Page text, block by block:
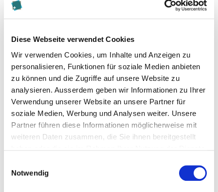
Diese Webseite verwendet Cookies
Wir verwenden Cookies, um Inhalte und Anzeigen zu
personalisieren, Funktionen für soziale Medien anbieten
zu können und die Zugriffe auf unsere Website zu
analysieren. Ausserdem geben wir Informationen zu Ihrer
Verwendung unserer Website an unsere Partner für
soziale Medien, Werbung und Analysen weiter. Unsere
Partner führen diese Informationen möglicherweise mit
weiteren Daten zusammen, die Sie ihnen bereitgestellt
Notwendig
Angebote für Studierende
profitieren von den Angeboten von
Sustainability , dem nationalen Zentrum zur
Förderung des studentischen Engagements für
Nachhaltigkeit in der Schweiz. Die Zusammenarbeit
verfolgt das gemeinsame Ziel, Studierende zu
befähigen, sich aktiv für eine nachhaltigere Welt
einzusetzen. Mit praxisnahen Werkzeugen,
Programmen und vielfältigen
Mitwirkungsmöglichkeiten stärkt Focus
Studierenden an der Kalaidos Fachhochschule und
darüber hinaus.